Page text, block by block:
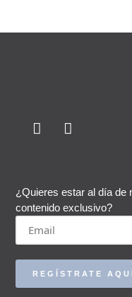
¿Quieres estar al día de
contenido exclusivo?
REGÍSTRATE